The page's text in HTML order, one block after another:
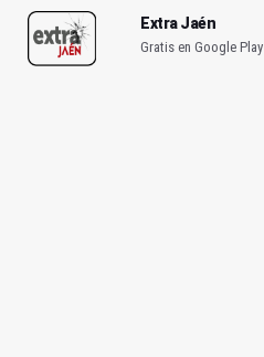
Extra Jaén
Gratis en Google Play